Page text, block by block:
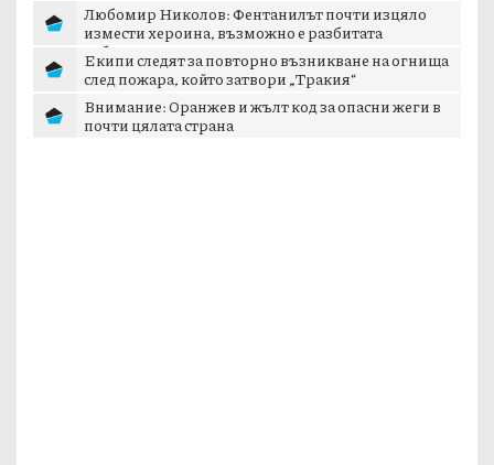
Любомир Николов: Фентанилът почти изцяло
измести хероина, възможно е разбитата
лаборатория...
Екипи следят за повторно възникване на огнища
след пожара, който затвори „Тракия“
Внимание: Оранжев и жълт код за опасни жеги в
почти цялата страна